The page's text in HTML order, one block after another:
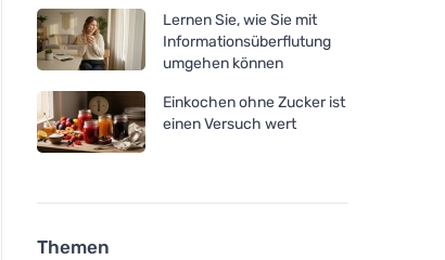
Lernen Sie, wie Sie mit
Informationsüberflutung
umgehen können
Einkochen ohne Zucker ist
einen Versuch wert
Themen